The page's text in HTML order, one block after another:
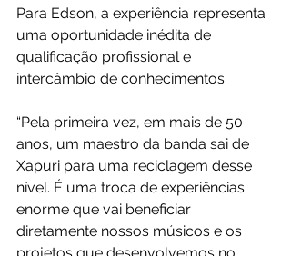
Para Edson, a experiência representa
uma oportunidade inédita de
qualificação profissional e
intercâmbio de conhecimentos.
“Pela primeira vez, em mais de 50
anos, um maestro da banda sai de
Xapuri para uma reciclagem desse
nível. É uma troca de experiências
enorme que vai beneficiar
diretamente nossos músicos e os